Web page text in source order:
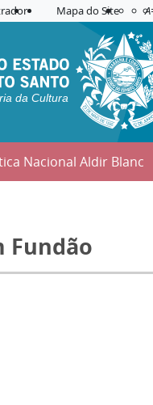
Mapa do Site
da Cultura
Nacional Aldir Blanc
Fundão